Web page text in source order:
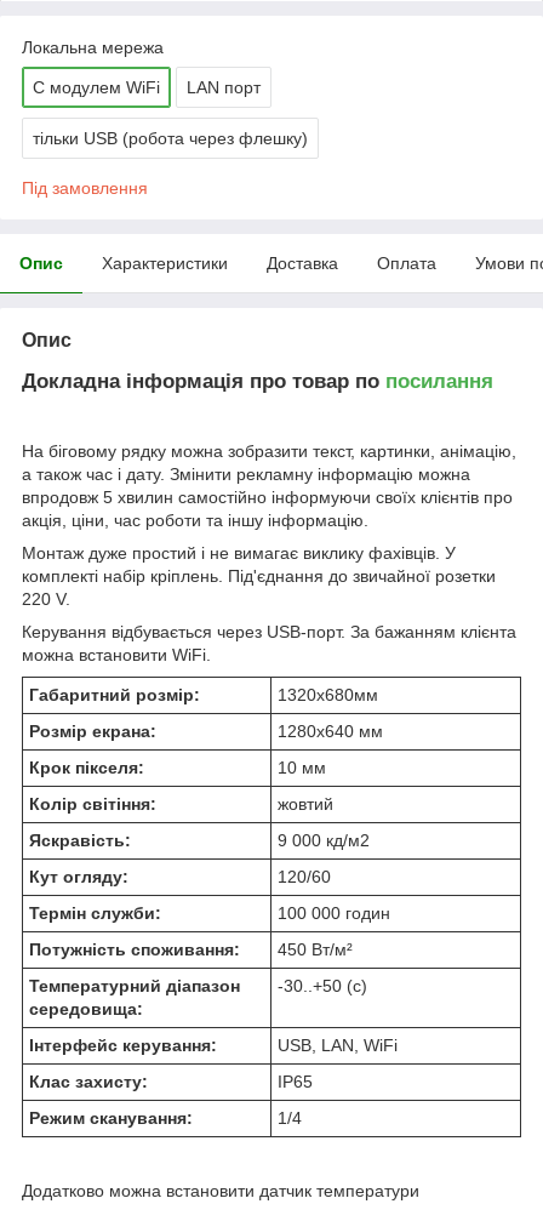
Локальна мережа
C модулем WiFi LAN порт
тільки USB (робота через флешку)
Під замовлення
Опис Характеристики Доставка Оплата Умови
Опис
Докладна інформація про товар по посилання
На біговому рядку можна зобразити текст, картинки, анімацію,
а також час і дату. Змінити рекламну інформацію можна
впродовж 5 хвилин самостійно інформуючи своїх клієнтів про
акція, ціни, час роботи та іншу інформацію.
Монтаж дуже простий і не вимагає виклику фахівців. У
комплекті набір кріплень. Під'єднання до звичайної розетки
220 V.
Керування відбувається через USB-порт. За бажанням клієнта
можна встановити WiFi.
Габаритний розмір:
1320х680мм
Розмір екрана:
1280х640 мм
Крок пікселя:
10 мм
Колір світіння:
жовтий
Яскравість:
9 000 кд/м2
Кут огляду:
120/60
Термін служби:
100 000 годин
Потужність споживання:
450 Вт/м²
Температурний діапазон
середовища:
-30..+50 (с)
Інтерфейс керування:
USB, LAN, WiFi
Клас захисту:
IP65
Режим сканування:
1/4
Додатково можна встановити датчик температури